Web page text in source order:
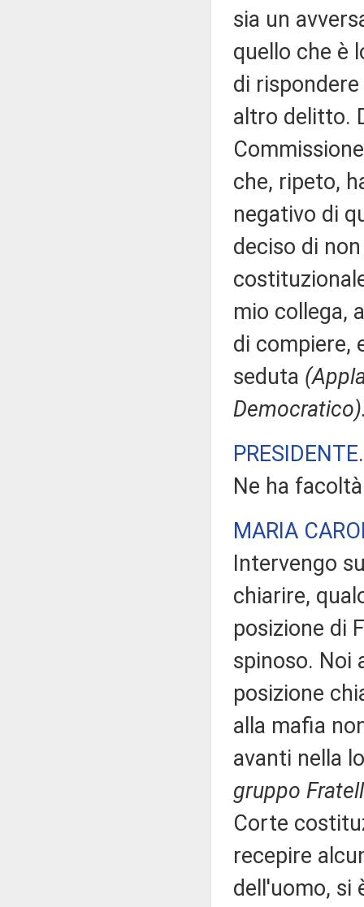
sia un
quello che è
di
altro delitto.
che, ripeto,
negativo di
deciso di
mio collega,
di compiere,
seduta
PRESIDENTE
Ne ha
MARIA
Intervengo
chiarire,
posizione di
spinoso. Noi
posizione
alla mafia
avanti nella
gruppo
Corte
recepire
dell'uomo, si